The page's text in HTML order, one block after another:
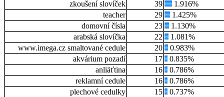
zkoušení slovíček
39
1.916%
teacher
29
1.425%
domovní čísla
23
1.130%
arabská slovíčka
22
1.081%
www.imega.cz smaltované cedule
20
0.983%
akvárium pozadí
17
0.835%
anliäťtina
16
0.786%
reklamní cedule
16
0.786%
plechové cedulky
15
0.737%